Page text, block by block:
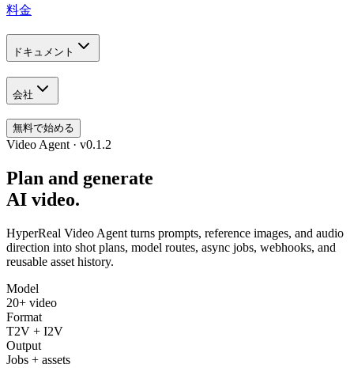
料金
ドキュメント
会社
無料で始める
Video Agent · v0.1.2
Plan and generate
AI video.
HyperReal Video Agent turns prompts, reference images, and audio
direction into shot plans, model routes, async jobs, webhooks, and
reusable asset history.
Model
20+ video
Format
T2V + I2V
Output
Jobs + assets